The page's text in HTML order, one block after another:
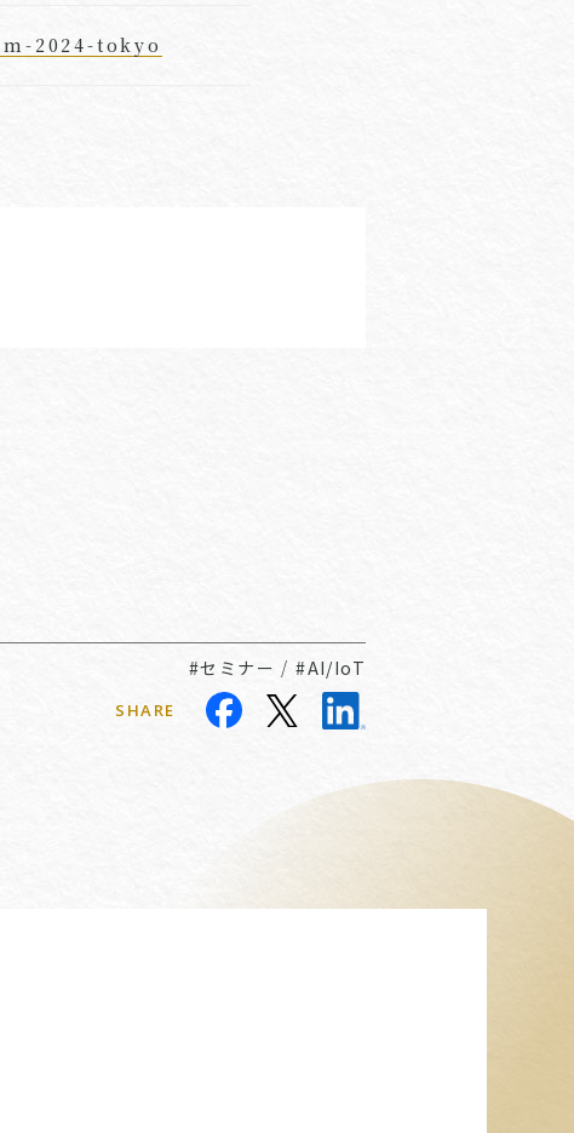
2024-tokyo
#セミナー /#AI/IoT
SHARE